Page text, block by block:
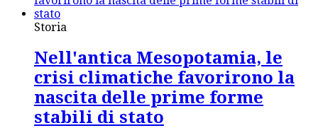
Storia
Nell'antica Mesopotamia, le
crisi climatiche favorirono la
nascita delle prime forme
stabili di stato